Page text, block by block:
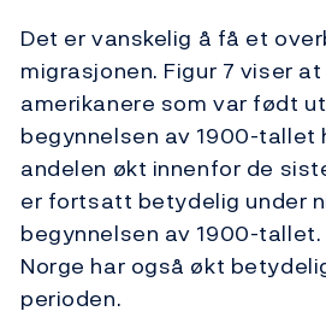
Det er vanskelig å få et
migrasjonen. Figur 7 viser
amerikanere som var født
begynnelsen av 1900-tallet
andelen økt innenfor de
er fortsatt betydelig under
begynnelsen av 1900-
Norge har også økt
perioden.